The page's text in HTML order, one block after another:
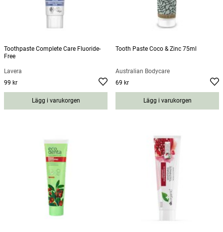
Toothpaste Complete Care Fluoride-
Free
Lavera
Pris
99 kr
Lägg i varukorgen
Tooth Paste Coco & Zinc 75ml
Australian Bodycare
Pris
69 kr
Lägg i varukorgen